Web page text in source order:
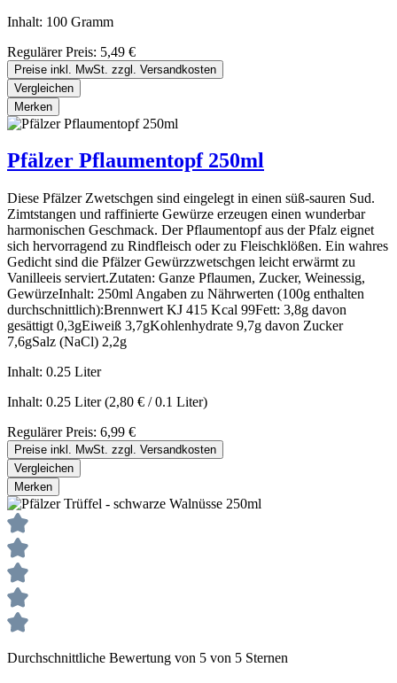
Inhalt: 100 Gramm
Regulärer Preis: 5,49 €
Preise inkl. MwSt. zzgl. Versandkosten
Vergleichen
Merken
Pfälzer Pflaumentopf 250ml
Diese Pfälzer Zwetschgen sind eingelegt in einen süß-sauren Sud.
Zimtstangen und raffinierte Gewürze erzeugen einen wunderbar
harmonischen Geschmack. Der Pflaumentopf aus der Pfalz eignet
sich hervorragend zu Rindfleisch oder zu Fleischklößen. Ein wahres
Gedicht sind die Pfälzer Gewürzzwetschgen leicht erwärmt zu
Vanilleeis serviert.Zutaten: Ganze Pflaumen, Zucker, Weinessig,
GewürzeInhalt: 250ml Angaben zu Nährwerten (100g enthalten
durchschnittlich):Brennwert KJ 415 Kcal 99Fett: 3,8g davon
gesättigt 0,3gEiweiß 3,7gKohlenhydrate 9,7g davon Zucker
7,6gSalz (NaCl) 2,2g
Inhalt: 0.25 Liter
Inhalt: 0.25 Liter(2,80 € / 0.1 Liter)
Regulärer Preis: 6,99 €
Preise inkl. MwSt. zzgl. Versandkosten
Vergleichen
Merken
Durchschnittliche Bewertung von 5 von 5 Sternen